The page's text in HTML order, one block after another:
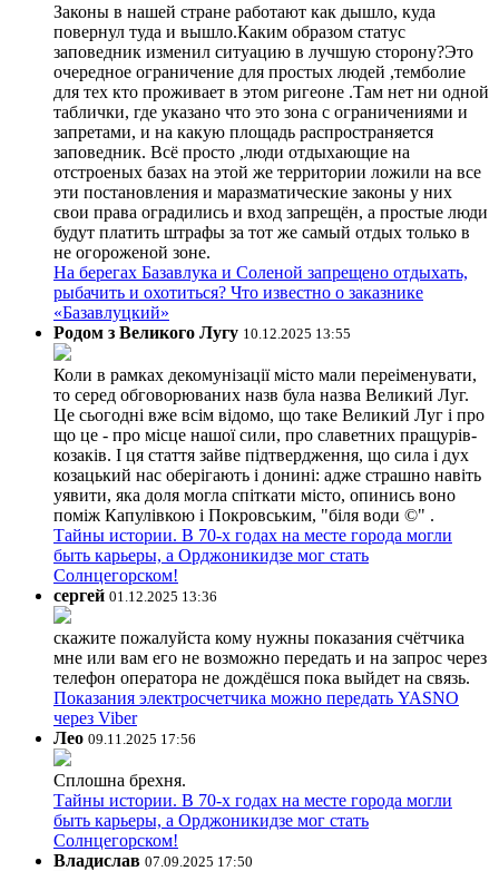
Законы в нашей стране работают как дышло, куда
повернул туда и вышло.Каким образом статус
заповедник изменил ситуацию в лучшую сторону?Это
очередное ограничение для простых людей ,темболие
для тех кто проживает в этом ригеоне .Там нет ни одной
таблички, где указано что это зона с ограничениями и
запретами, и на какую площадь распространяется
заповедник. Всё просто ,люди отдыхающие на
отстроеных базах на этой же территории ложили на все
эти постановления и маразматические законы у них
свои права оградились и вход запрещён, а простые люди
будут платить штрафы за тот же самый отдых только в
не огороженой зоне.
На берегах Базавлука и Соленой запрещено отдыхать,
рыбачить и охотиться? Что известно о заказнике
«Базавлуцкий»
Родом з Великого Лугу 10.12.2025 13:55
Коли в рамках декомунізації місто мали переіменувати,
то серед обговорюваних назв була назва Великий Луг.
Це сьогодні вже всім відомо, що таке Великий Луг і про
що це - про місце нашої сили, про славетних пращурів-
козаків. І ця стаття зайве підтвердження, що сила і дух
козацький нас оберігають і донині: адже страшно навіть
уявити, яка доля могла спіткати місто, опинись воно
поміж Капулівкою і Покровським, "біля води ©" .
Тайны истории. В 70-х годах на месте города могли
быть карьеры, а Орджоникидзе мог стать
Солнцегорском!
сергей 01.12.2025 13:36
скажите пожалуйста кому нужны показания счётчика
мне или вам его не возможно передать и на запрос через
телефон оператора не дождёшся пока выйдет на связь.
Показания электросчетчика можно передать YASNO
через Viber
Лео 09.11.2025 17:56
Сплошна брехня.
Тайны истории. В 70-х годах на месте города могли
быть карьеры, а Орджоникидзе мог стать
Солнцегорском!
Владислав 07.09.2025 17:50